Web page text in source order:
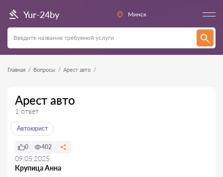
Yur-24by Минск
Главная Вопросы Арест авто
Арест авто
1 ответ
Автоюрист
Крупица Анна
0 402
09.05.2025